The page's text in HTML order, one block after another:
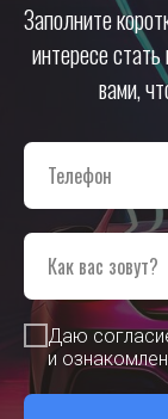
Заполните
интересе
вами,
Даю
и